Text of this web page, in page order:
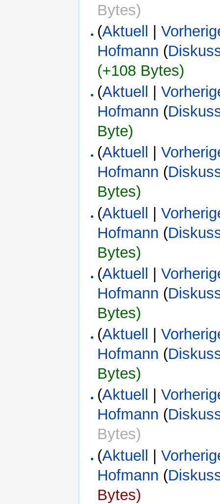
Bytes)
(Aktuell |
Hofmann (
(+108 Bytes)
(Aktuell |
Hofmann (
Byte)
(Aktuell |
Hofmann (
Bytes)
(Aktuell |
Hofmann (
Bytes)
(Aktuell |
Hofmann (
Bytes)
(Aktuell |
Hofmann (
Bytes)
(Aktuell |
Hofmann (
Bytes)
(Aktuell |
Hofmann (
Bytes)